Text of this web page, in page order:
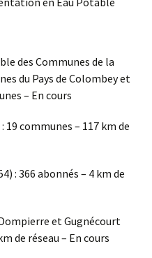
des Communes de la
du Pays de Colombey et
– En cours
19 communes – 117 km de
: 366 abonnés – 4 km de
et Gugnécourt
de réseau – En cours